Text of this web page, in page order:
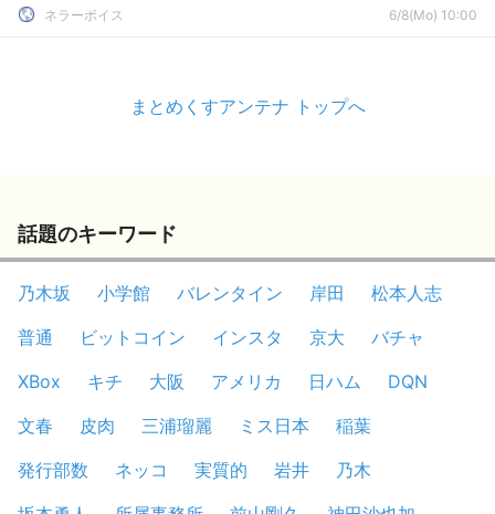
ネラーボイス 6/8(Mo) 10:00
まとめくすアンテナ トップへ
話題のキーワード
乃木坂 小学館 バレンタイン 岸田
松本人志
普通
ビットコイン インスタ 京大
バチャ
XBox
キチ 大阪 アメリカ 日ハム
DQN
文春
皮肉 三浦瑠麗 ミス日本
稲葉
発行部数
ネッコ 実質的 岩井
乃木